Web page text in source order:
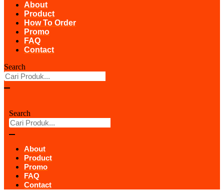
About
Product
How To Order
Promo
FAQ
Contact
Search
Search
About
Product
Promo
FAQ
Contact